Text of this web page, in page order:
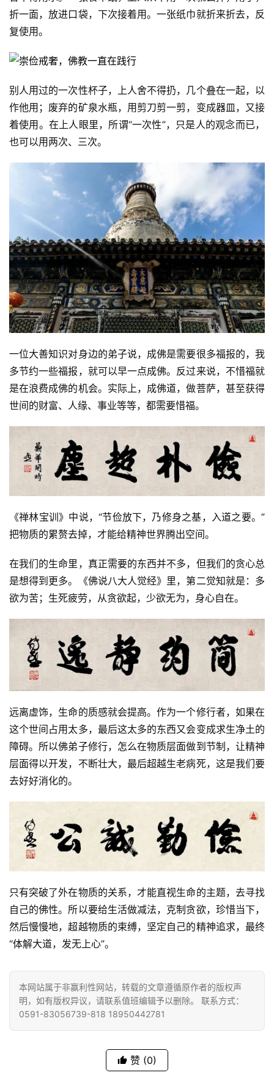
折一面，放进口袋，下次接着用。一张纸巾就折来折去，反
复使用。
别人用过的一次性杯子，上人舍不得扔，几个叠在一起，以
作他用；废弃的矿泉水瓶，用剪刀剪一剪，变成器皿，又接
着使用。在上人眼里，所谓“一次性”，只是人的观念而已，
也可以用两次、三次。
一位大善知识对身边的弟子说，成佛是需要很多福报的，我
多节约一些福报，就可以早一点成佛。反过来说，不惜福就
是在浪费成佛的机会。实际上，成佛道，做菩萨，甚至获得
世间的财富、人缘、事业等等，都需要惜福。
《禅林宝训》中说，“节俭放下，乃修身之基，入道之要。”
把物质的累赘去掉，才能给精神世界腾出空间。
在我们的生命里，真正需要的东西并不多，但我们的贪心总
是想得到更多。《佛说八大人觉经》里，第二觉知就是：多
欲为苦；生死疲劳，从贪欲起，少欲无为，身心自在。
远离虚饰，生命的质感就会提高。作为一个修行者，如果在
这个世间占用太多，最后这太多的东西又会变成求生净土的
障碍。所以佛弟子修行，怎么在物质层面做到节制，让精神
层面得以开发，不断壮大，最后超越生老病死，这是我们要
去好好消化的。
只有突破了外在物质的关系，才能直视生命的主题，去寻找
自己的佛性。所以要给生活做减法，克制贪欲，珍惜当下，
然后慢慢地，超越物质的束缚，坚定自己的精神追求，最终
“体解大道，发无上心”。
本网站属于非赢利性网站，转载的文章遵循原作者的版权声
明，如有版权异议，请联系值班编辑予以删除。 联系方式：
0591-83056739-818 18950442781
赞 (0)